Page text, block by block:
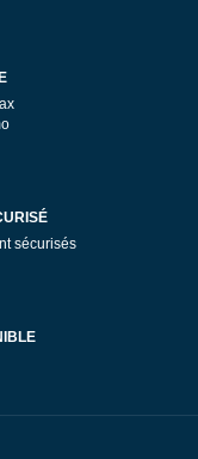
sécurisés